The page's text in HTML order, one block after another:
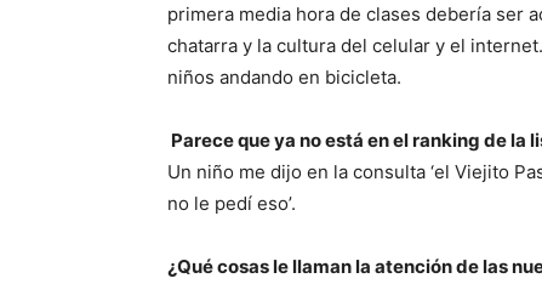
primera media hora de clases debería ser
chatarra y la cultura del celular y el
niños andando en bicicleta.
Parece que ya no está en el ranking de la
Un niño me dijo en la consulta ‘el Viejito
no le pedí eso’.
¿Qué cosas le llaman la atención de las